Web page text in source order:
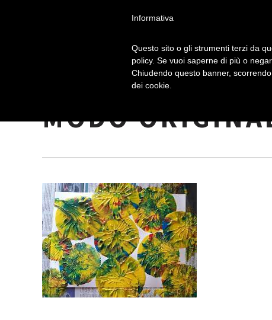
COME USARE
MODO
Informativa
Questo sito o gli strumenti terzi da
policy. Se vuoi saperne di più o
Chiudendo questo banner,
dei cookie.